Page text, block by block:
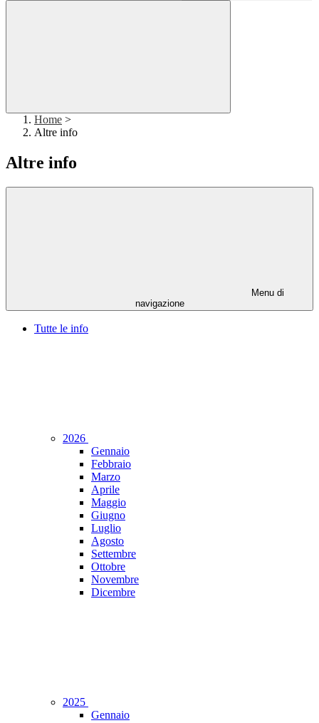
Home >
Altre info
Altre info
Menu di
navigazione
Tutte le info
2026
Gennaio
Febbraio
Marzo
Aprile
Maggio
Giugno
Luglio
Agosto
Settembre
Ottobre
Novembre
Dicembre
2025
Gennaio